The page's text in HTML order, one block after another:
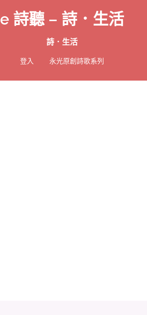
e 詩聽 – 詩．生活
詩．生活
登入 永光原創詩歌系列